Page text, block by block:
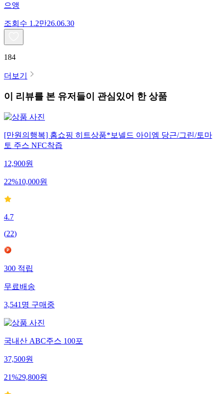
으앵
조회수 1.2만26.06.30
184
더보기
이 리뷰를 본 유저들이 관심있어 한 상품
[만원의행복] 홈쇼핑 히트상품*보넬드 아이엠 당근/그린/토마
토 주스 NFC착즙
12,900원
22%10,000원
4.7
(22)
300 적립
무료배송
3,541 명 구매중
국내산 ABC주스 100포
37,500원
21%29,800원